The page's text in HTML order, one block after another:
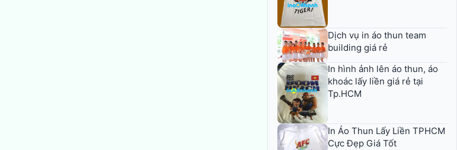
Dịch vụ in áo thun team
building giá rẻ
In hình ảnh lên áo thun, áo
khoác lấy liền giá rẻ tại
Tp.HCM
In Áo Thun Lấy Liền TPHCM
Cực Đẹp Giá Tốt